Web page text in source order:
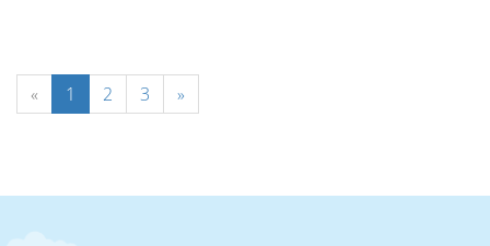
« 1 2 3 »